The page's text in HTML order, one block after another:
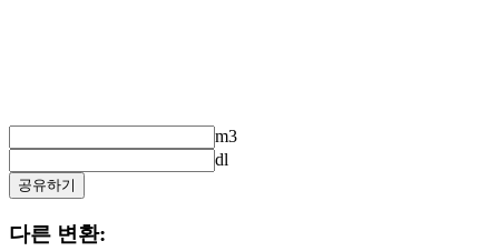
m3
dl
공유하기
다른 변환: